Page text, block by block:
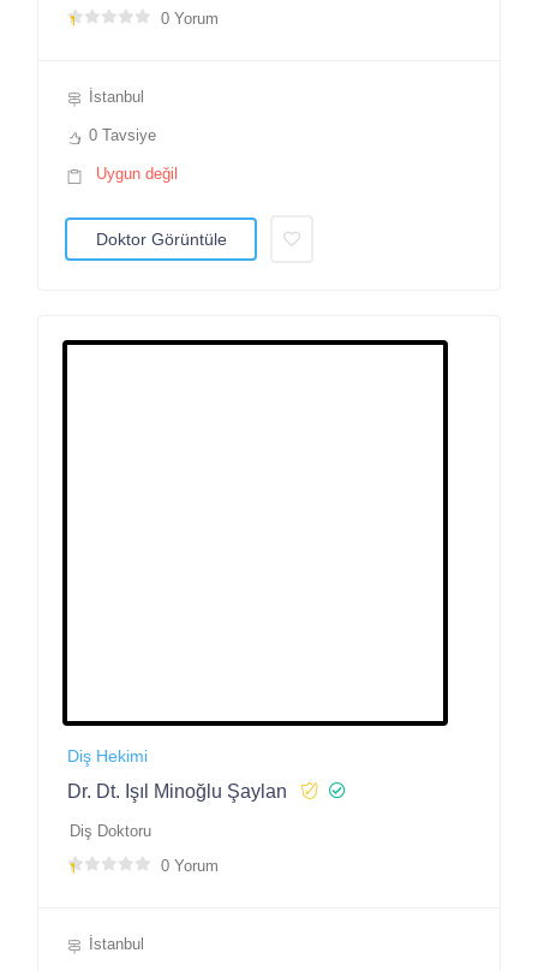
0 Yorum
İstanbul
0 Tavsiye
Uygun değil
Doktor Görüntüle
Diş Hekimi
Dr. Dt. Işıl Minoğlu Şaylan
Diş Doktoru
0 Yorum
İstanbul